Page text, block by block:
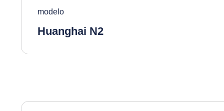
modelo
Huanghai N2